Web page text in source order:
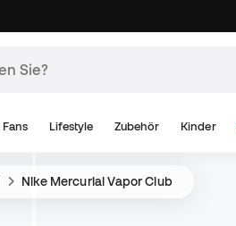
Fans Lifestyle Zubehör Kinder
Nike Mercurial Vapor Club